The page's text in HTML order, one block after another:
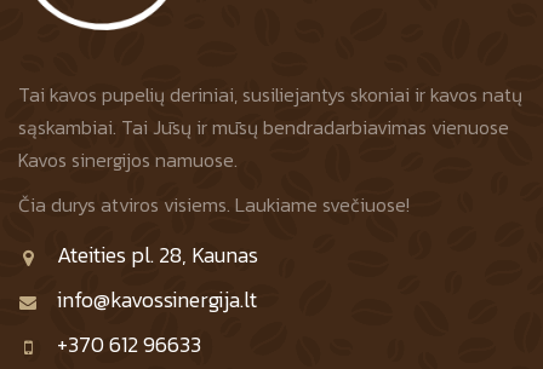
Tai kavos pupelių deriniai, susiliejantys skoniai ir kavos natų
sąskambiai. Tai Jūsų ir mūsų bendradarbiavimas vienuose
Kavos sinergijos namuose.
Čia durys atviros visiems. Laukiame svečiuose!
Ateities pl. 28, Kaunas
info@kavossinergija.lt
+370 612 96633